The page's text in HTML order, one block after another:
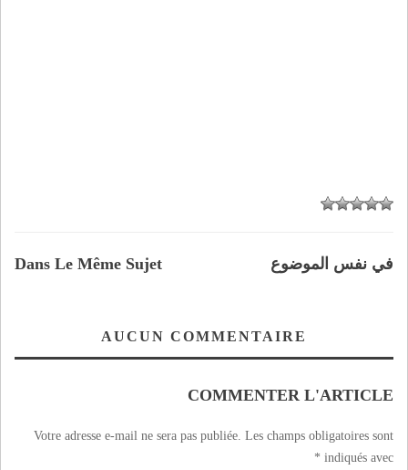
Dans Le Même Sujet في نفس الموضوع
AUCUN COMMENTAIRE
COMMENTER L'ARTICLE
Votre adresse e-mail ne sera pas publiée. Les champs obligatoires sont
indiqués avec
*